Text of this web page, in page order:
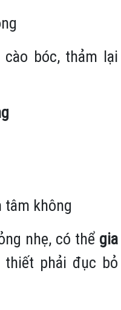
bóc, thảm lại
tâm không
nhẹ, có thể gia
thiết phải đục bỏ